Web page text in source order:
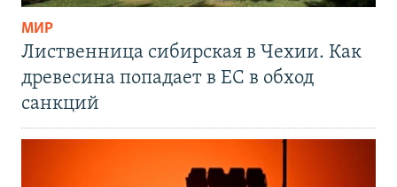
МИР
Лиственница сибирская в Чехии. Как
древесина попадает в ЕС в обход
санкций